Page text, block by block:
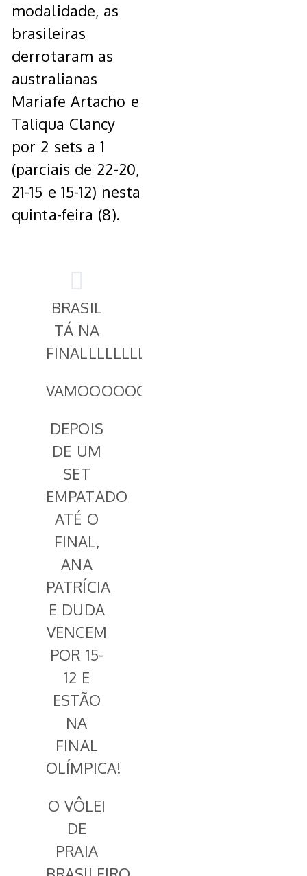
modalidade, as
brasileiras
derrotaram as
australianas
Mariafe Artacho e
Taliqua Clancy
por 2 sets a 1
(parciais de 22-20,
21-15 e 15-12) nesta
quinta-feira (8).
BRASIL
TÁ NA
FINALLLLLLLLLLLL!!!!
VAMOOOOOOOOOS!
DEPOIS
DE UM
SET
EMPATADO
ATÉ O
FINAL,
ANA
PATRÍCIA
E DUDA
VENCEM
POR 15-
12 E
ESTÃO
NA
FINAL
OLÍMPICA!
O VÔLEI
DE
PRAIA